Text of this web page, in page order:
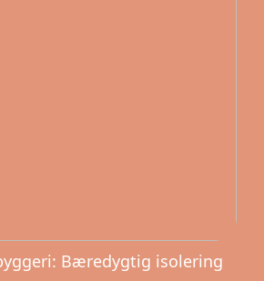
Bæredygtig isolering